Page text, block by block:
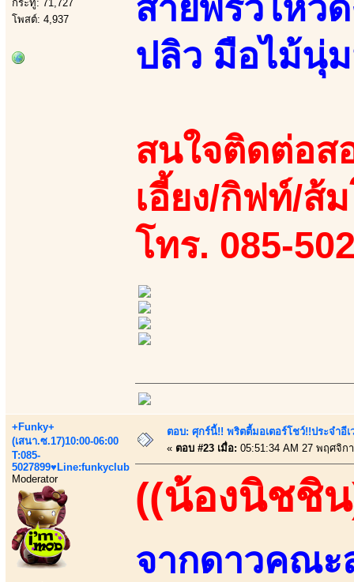
กระทู้: 71,727
โพสต์: 4,937
สายพริ้วไหว
ปลิว มือไม้นุ่
สนใจติดต่อส
เอี้ยง/กิฟท์/ส้
โทร. 085-
+Funky+
(เสนา.ซ.17)10:00-06:00
T:085-
5027899♥Line:funkyclub
Moderator
ตอบ: ศุกร์นี้!! พริตตี้มอเตอร์โชว์!!ประจำอี
« ตอบ #23 เมื่อ: 05:51:34 AM 27 พฤศจิก
((น้องนิชชิ
จากดาวคณ